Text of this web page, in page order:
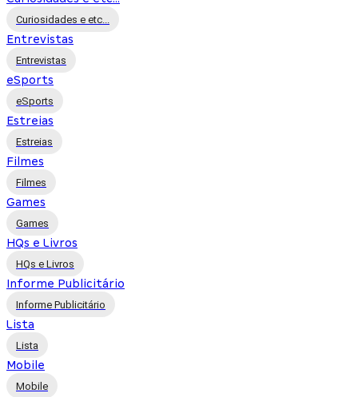
Curiosidades e etc...
Entrevistas
Entrevistas
eSports
eSports
Estreias
Estreias
Filmes
Filmes
Games
Games
HQs e Livros
HQs e Livros
Informe Publicitário
Informe Publicitário
Lista
Lista
Mobile
Mobile